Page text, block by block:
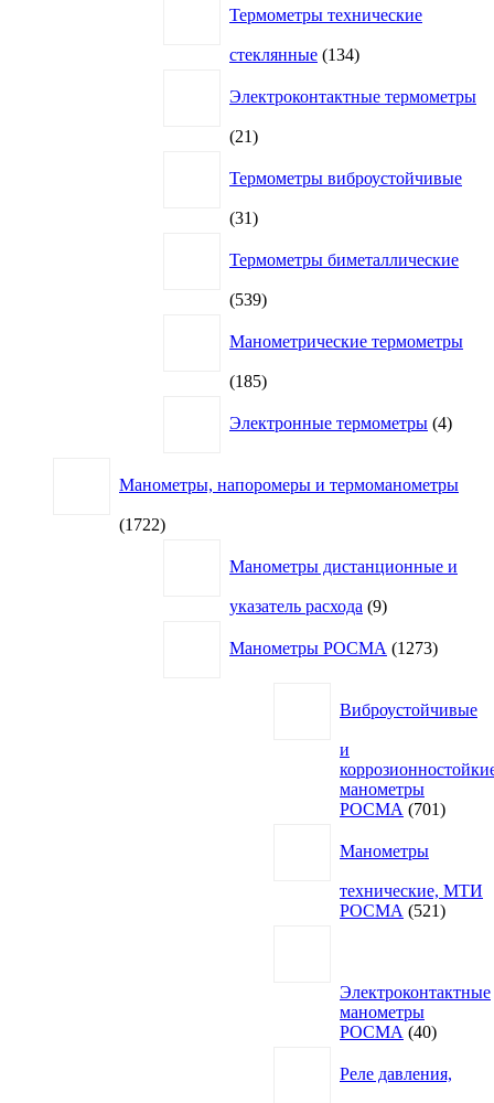
Термометры технические
стеклянные 134134
Электроконтактные термометры
2121
Термометры виброустойчивые
3131
Термометры биметаллические
539539
Манометрические термометры
185185
Электронные термометры 4товара
Манометры, напоромеры и термоманометры
17221722
Манометры дистанционные и
указатель расхода 99
Манометры РОСМА
1273товара
Виброустойчивые
и
манометры
РОСМА
701701
Манометры
технические, МТИ
РОСМА
521521
Электроконтактные
манометры
РОСМА
4040
Реле давления,